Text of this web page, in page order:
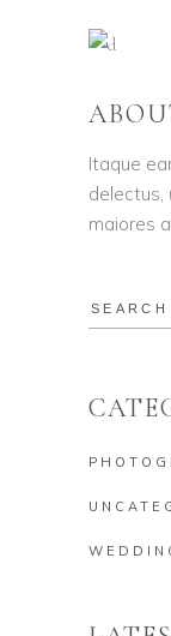
Itaque
delectus,
maiores